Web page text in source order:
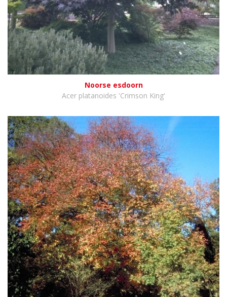
Noorse esdoorn
Acer platanoides 'Crimson King'